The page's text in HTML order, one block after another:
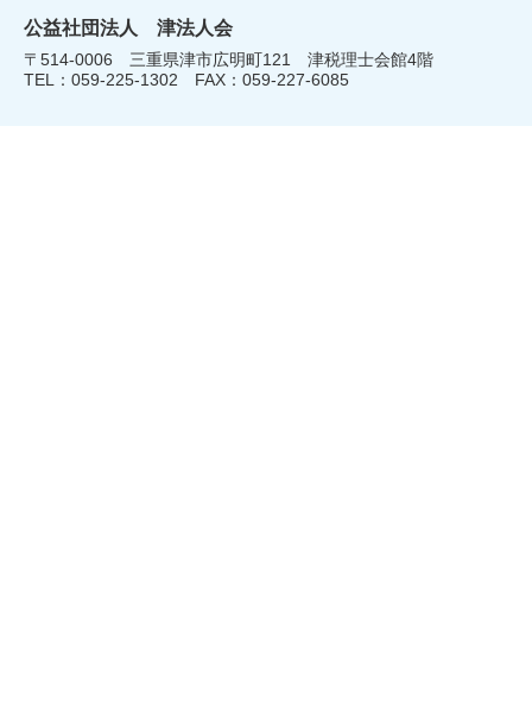
公益社団法人 津法人会
〒514-0006 三重県津市広明町121 津税理士会館4階
TEL：059-225-1302 FAX：059-227-6085